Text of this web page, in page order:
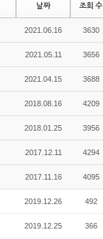
날짜 조회 수
2021.06.16 3630
2021.05.11 3656
2021.04.15 3688
2018.08.16 4209
2018.01.25 3956
2017.12.11 4294
2017.11.16 4095
2019.12.26 492
2019.12.25 366